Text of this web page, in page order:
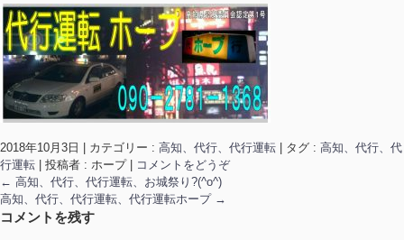
2018年10月3日 カテゴリー : 高知、代行、代行運転 タグ : 高知、代行、代
行運転
投稿者 : ホープ
コメントをどうぞ
← 高知、代行、代行運転、お城祭り?(^o^)
高知、代行、代行運転、代行運転ホープ →
コメントを残す